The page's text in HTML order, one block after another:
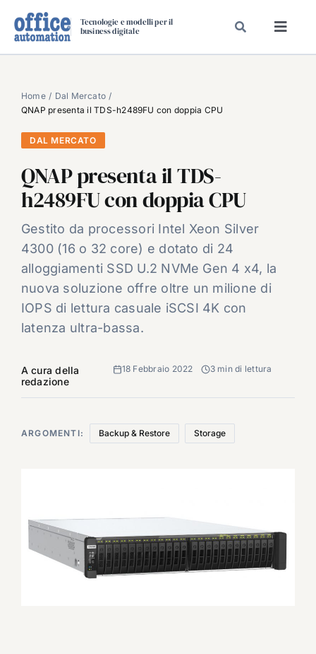
Tecnologie e modelli per il
business digitale
SPECIAL PAPER
TAVOLE ROTONDE DI REDAZIONE
DAL MERCATO
CARRIERE
VIDEO
EVENTI
CHI SIAMO
Home
Dal Mercato
QNAP presenta il TDS-h2489FU con doppia CPU
DAL MERCATO
QNAP presenta il TDS-
h2489FU con doppia CPU
Gestito da processori Intel Xeon Silver
4300 (16 o 32 core) e dotato di 24
alloggiamenti SSD U.2 NVMe Gen 4 x4, la
nuova soluzione offre oltre un milione di
IOPS di lettura casuale iSCSI 4K con
latenza ultra-bassa.
A cura della
redazione
18 Febbraio 2022 3 min di lettura
ARGOMENTI: Backup & Restore Storage